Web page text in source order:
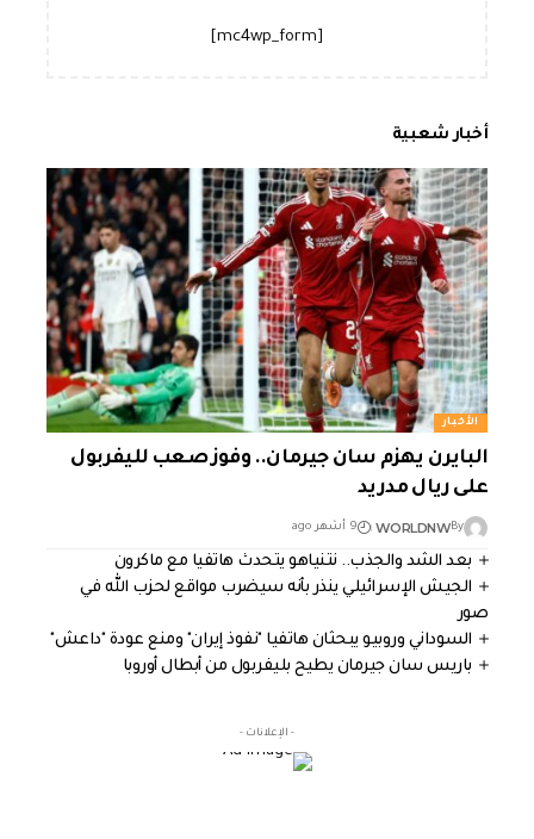
أخبار شعبية
الأخبار
البايرن يهزم سان جيرمان.. وفوز صعب لليفربول
على ريال مدريد
By
WORLDNW 9 أشهر ago
بعد الشد والجذب.. نتنياهو يتحدث هاتفيا مع ماكرون
الجيش الإسرائيلي ينذر بأنه سيضرب مواقع لحزب الله في
صور
السوداني وروبيو يبحثان هاتفيا "نفوذ إيران" ومنع عودة "داعش"
باريس سان جيرمان يطيح بليفربول من أبطال أوروبا
- الإعلانات -